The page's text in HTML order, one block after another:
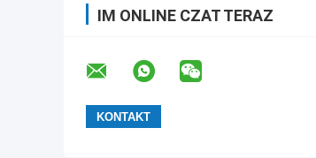
IM ONLINE CZAT TERAZ